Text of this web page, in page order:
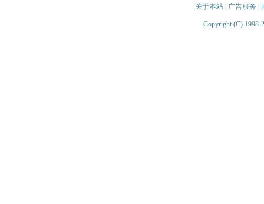
关于本站| 广告服务
Copyright (C) 1998-